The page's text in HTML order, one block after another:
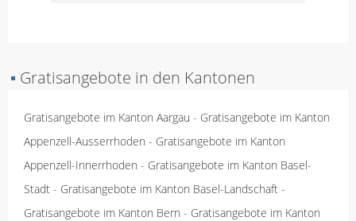
▪ Gratisangebote in den Kantonen
Gratisangebote im Kanton Aargau - Gratisangebote im Kanton
Appenzell-Ausserrhoden - Gratisangebote im Kanton
Appenzell-Innerrhoden - Gratisangebote im Kanton Basel-
Stadt - Gratisangebote im Kanton Basel-Landschaft -
Gratisangebote im Kanton Bern - Gratisangebote im Kanton